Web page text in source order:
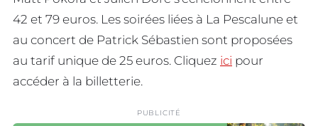
42 et 79 euros. Les soirées liées à La Pescalune et
au concert de Patrick Sébastien sont proposées
au tarif unique de 25 euros. Cliquez ici pour
accéder à la billetterie.
PUBLICITÉ